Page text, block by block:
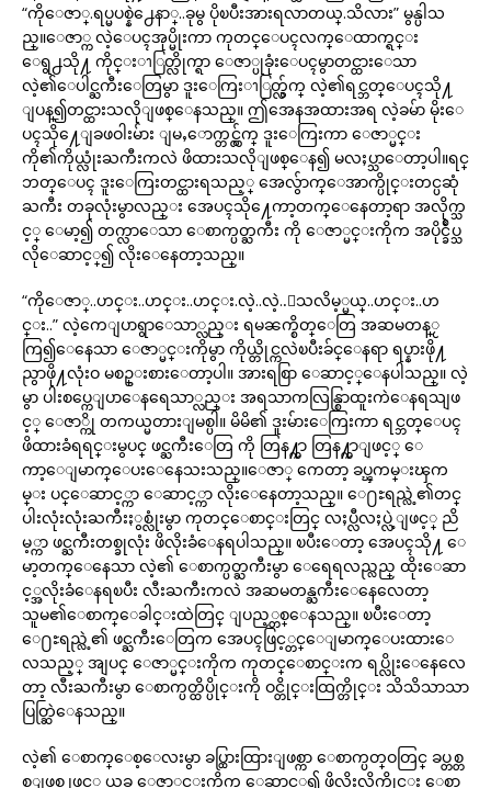
“ကိုေဇာ္.ရပ္မပစ္နဲ႕ေနာ္..ခုမွ ပိုၿပီးအားရလာတယ္.သိလား” မွန္ပါသ
ည္။ေဇာ္က လဲ့ေပၚအုပ္မိုးကာ ကုတင္ေပၚလက္ေထာက္ရင္း
ေရွ႕သို႔ ကိုင္းၫြတ္လိုက္ရာ ေဇာ္ပုခုံးေပၚမွာတင္ထားေသာ
လဲ့၏ေပါင္ႀကီးေတြမွာ ဒူးေကြးၫြတ္လွ်က္ လဲ့၏ရင္ဘတ္ေပၚသို႔
ျပန္၍တင္ထားသလိုျဖစ္ေနသည္။ ဤအေနအထားအရ လဲ့ခမ်ာ မိုးေ
ပၚသို႔ေျခဖဝါးမ်ား ျမႇောက္တင္လွ်က္ ဒူးေကြးကာ ေဇာ္မင္း
ကို၏ကိုယ္လုံးႀကီးကလဲ ဖိထားသလိုျဖစ္ေန၍ မလႈပ္သာေတာ့ပါ။ရင္
ဘတ္ေပၚ ဒူးေကြးတင္ထားရသည့္ အေလွ်ာက္ေအာက္ပိုင္းတင္ပဆုံ
ႀကီး တခုလုံးမွာလည္း အေပၚသို႔ေကာ့တက္ေနေတာ့ရာ အလိုက္သ
င့္ ေမာ့၍ တက္လာေသာ ေစာက္ပတ္ႀကီး ကို ေဇာ္မင္းကိုက အပိုင္ခ်ဳပ္သ
လိုေဆာင့္၍ လိုးေနေတာ့သည္။
“ကိုေဇာ္..ဟင္း..ဟင္း..ဟင္း.လဲ့..လဲ့..ေသလိမ့္မယ္..ဟင္း..ဟ
င္း..” လဲ့ကေျပာရွာေသာ္လည္း ရမၼက္စိတ္ေတြ အဆမတန္ႂ
ကြ၍ေနေသာ ေဇာ္မင္းကိုမွာ ကိုယ္တိုင္ကလဲၿပီးခ်င္ေနရာ ရပ္နားဖို႔
ညွာဖို႔လုံးဝ မစဥ္းစားေတာ့ပါ။ အားရစြာ ေဆာင့္ေနပါသည္။ လဲ့
မွာ ပါးစပ္ကေျပာေနရေသာ္လည္း အရသာကလြန္စြာထူးကဲေနရသျဖ
င့္ ေဇာ္ကို တကယ္မတားျမစ္ပါ။ မိမိ၏ ဒူးမ်ားေကြးကာ ရင္ဘတ္ေပၚ
ဖိထားခံရရင္းမွပင္ ဖင္ႀကီးေတြ ကို တြန႔္ကာ တြန႔္ကာျဖင့္ ေ
ကာ့ေျမာက္ေပးေနေသးသည္။ေဇာ္ ကေတာ့ ခပ္ၾကမ္းၾက
မ္း ပင္ေဆာင့္ကာ ေဆာင့္ကာ လိုးေနေတာ့သည္။ ေ႐ႊရည္လဲ့၏တင္
ပါးလုံးလုံးႀကီးႏွစ္လုံးမွာ ကုတင္ေစာင္းတြင္ လႈပ္လီလႈပ္လဲ့ျဖင့္ ညိ
မ့္ကာ ဖင္ႀကီးတစ္ခုလုံး ဖိလိုးခံေနရပါသည္။ ၿပီးေတာ့ အေပၚသို႔ ေ
မာ့တက္ေနေသာ လဲ့၏ ေစာက္ပတ္ႀကီးမွာ ေရေရလည္လည္ ထိုးေဆာ
င့္အလိုးခံေနရၿပီး လီးႀကီးကလဲ အဆမတန္ႀကီးေနေလေတာ့
သူမ၏ေစာက္ေခါင္းထဲတြင္ ျပည့္တစ္ေနသည္။ ၿပီးေတာ့
ေ႐ႊရည္လဲ့၏ ဖင္ႀကီးေတြက အေပၚဖြင့္တင္ေျမာက္ေပးထားေ
လသည့္ အျပင္ ေဇာ္မင္းကိုက ကုတင္ေစာင္းက ရပ္လိုးေနေလေ
တာ့ လီးႀကီးမွာ ေစာက္ပတ္ထိပ္ပိုင္းကို ဝင္တိုင္းထြက္တိုင္း သိသိသာသာ
ပြတ္ဆြဲေနသည္။
လဲ့၏ ေစာက္ေစ့ေလးမွာ ခပ္ထြားထြားျဖစ္ကာ ေစာက္ပတ္ဝတြင္ ခပ္တစ္တ
စ္ျဖစ္သျဖင့္ ယခု ေဇာ္မင္းကိုက ေဆာင့္၍ ဖိလိုးလိုက္တိုင္း ေစာ